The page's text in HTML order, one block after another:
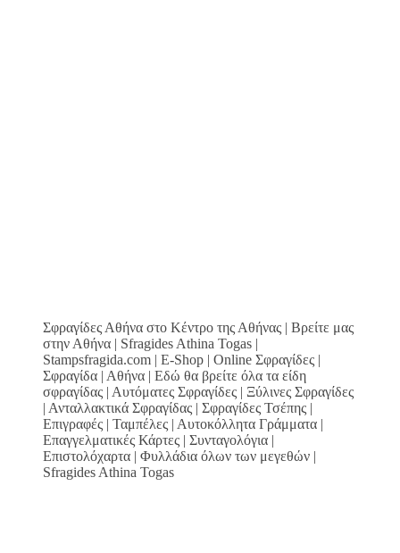
Σφραγίδες Αθήνα στο Κέντρο της Αθήνας | Βρείτε μας
στην Αθήνα | Sfragides Athina Togas |
Stampsfragida.com | E-Shop | Online Σφραγίδες |
Σφραγίδα | Αθήνα | Εδώ θα βρείτε όλα τα είδη
σφραγίδας | Αυτόματες Σφραγίδες | Ξύλινες Σφραγίδες
| Ανταλλακτικά Σφραγίδας | Σφραγίδες Τσέπης |
Επιγραφές | Ταμπέλες | Αυτοκόλλητα Γράμματα |
Επαγγελματικές Κάρτες | Συνταγολόγια |
Επιστολόχαρτα | Φυλλάδια όλων των μεγεθών |
Sfragides Athina Togas